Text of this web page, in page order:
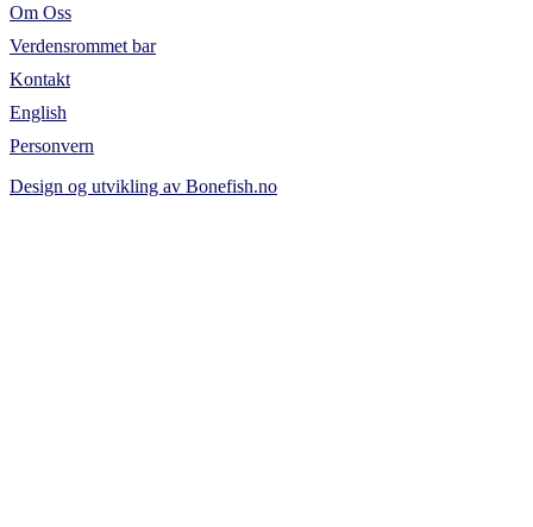
Om Oss
Verdensrommet bar
Kontakt
English
Personvern
Design og utvikling av Bonefish.no